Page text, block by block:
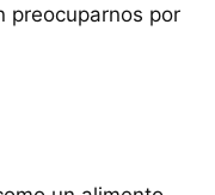
preocuparnos por